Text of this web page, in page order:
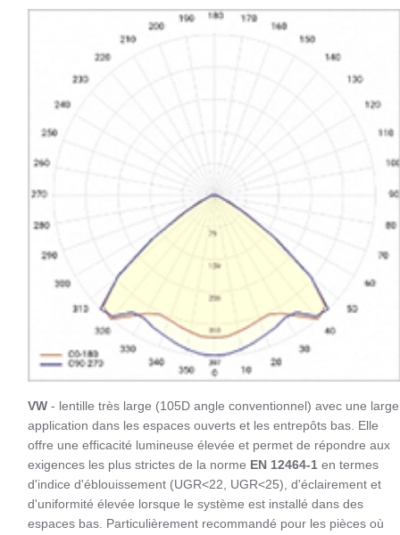
VW - lentille très large (105D angle conventionnel) avec une large
application dans les espaces ouverts et les entrepôts bas. Elle
offre une efficacité lumineuse élevée et permet de répondre aux
exigences les plus strictes de la norme EN 12464-1 en termes
d'indice d'éblouissement (UGR<22, UGR<25), d'éclairement et
d'uniformité élevée lorsque le système est installé dans des
espaces bas. Particulièrement recommandé pour les pièces où